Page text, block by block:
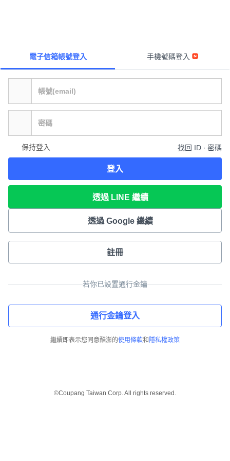
電子信箱帳號登入 手機號碼登入
保持登入 找回 ID ∙ 密碼
登入
透過 LINE 繼續
透過 Google 繼續
註冊
若你已設置通行金鑰
通行金鑰登入
繼續即表示您同意酷澎的使用條款和 隱私權政策
©Coupang Taiwan Corp. All rights reserved.